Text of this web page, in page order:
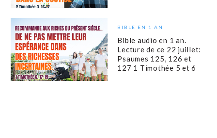
BIBLE EN 1 AN
Bible audio en 1 an.
Lecture de ce 22 juillet:
Psaumes 125, 126 et
127 1 Timothée 5 et 6